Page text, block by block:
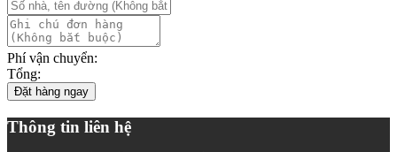
Phí vận chuyển:
Tổng:
Đặt hàng ngay
Thông tin liên hệ